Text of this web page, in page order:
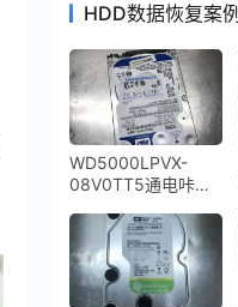
HDD数据恢复案例
WD5000LPVX-
08V0TT5通电咔咔
恢复成功